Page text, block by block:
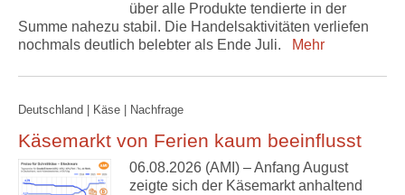
über alle Produkte tendierte in der
Summe nahezu stabil. Die Handelsaktivitäten verliefen
nochmals deutlich belebter als Ende Juli.
Mehr
Deutschland | Käse | Nachfrage
Käsemarkt von Ferien kaum beeinflusst
06.08.2026 (AMI) – Anfang August
zeigte sich der Käsemarkt anhaltend